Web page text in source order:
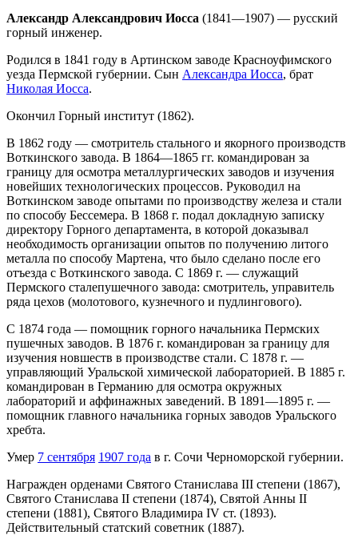
Александр Александрович Иосса (1841—1907) — русский
горный инженер.
Родился в 1841 году в Артинском заводе Красноуфимского
уезда Пермской губернии. Сын Александра Иосса, брат
Николая Иосса.
Окончил Горный институт (1862).
В 1862 году — смотритель стального и якорного производств
Воткинского завода. В 1864—1865 гг. командирован за
границу для осмотра металлургических заводов и изучения
новейших технологических процессов. Руководил на
Воткинском заводе опытами по производству железа и стали
по способу Бессемера. В 1868 г. подал докладную записку
директору Горного департамента, в которой доказывал
необходимость организации опытов по получению литого
металла по способу Мартена, что было сделано после его
отъезда с Воткинского завода. С 1869 г. — служащий
Пермского сталепушечного завода: смотритель, управитель
ряда цехов (молотового, кузнечного и пудлингового).
С 1874 года — помощник горного начальника Пермских
пушечных заводов. В 1876 г. командирован за границу для
изучения новшеств в производстве стали. С 1878 г. —
управляющий Уральской химической лабораторией. В 1885 г.
командирован в Германию для осмотра окружных
лабораторий и аффинажных заведений. В 1891—1895 г. —
помощник главного начальника горных заводов Уральского
хребта.
Умер 7 сентября 1907 года в г. Сочи Черноморской губернии.
Награжден орденами Святого Станислава III степени (1867),
Святого Станислава II степени (1874), Святой Анны II
степени (1881), Святого Владимира IV ст. (1893).
Действительный статский советник (1887).